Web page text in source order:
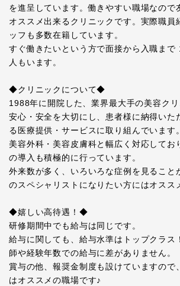
を進呈しています。働きやすい職場なので
オススメ出来るクリニックです。実際職員
ッフも多数在籍しています。
すぐ働きたいという方で面接から入職まで
人もいます。
◆クリニックについて◆
1988年に開院した、業界最大手の美容クリ
安心・安全を大切にし、患者様に納得いた
る医療提供・サービスに取り組んでいます。
美容外科・美容皮膚科と幅広く対応してお
の導入も積極的に行っています。
外来数が多く、いろいろな症例を見ること
のスペシャリストになりたい方にはオスス
◆嬉しい高待遇！◆
研修期間中でも給与は同じです。
給与に関しても、給与水準はトップクラス
師や経験年数での給与に差がありません。
賞与の他、報奨金制度も設けていますので
はオススメの職場です♪